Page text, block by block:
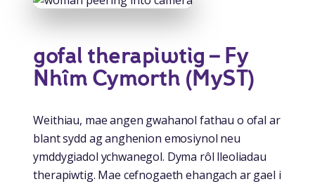
gofal therapiwtig – Fy
Nhîm Cymorth (MyST)
Weithiau, mae angen gwahanol fathau o ofal ar
blant sydd ag anghenion emosiynol neu
ymddygiadol ychwanegol. Dyma rôl lleoliadau
therapiwtig. Mae cefnogaeth ehangach ar gael i